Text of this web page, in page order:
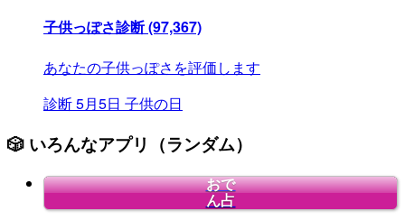
子供っぽさ診断(97,367)
あなたの子供っぽさを評価します
診断5月5日 子供の日
🎲 いろんなアプリ（ランダム）
おで
ん占